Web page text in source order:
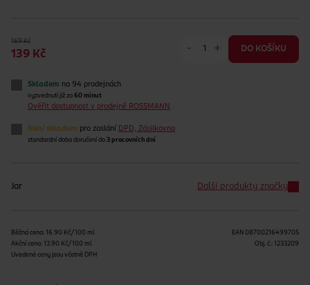
169 Kč
139 Kč
- + DO KOŠÍKU
Skladem na 94 prodejnách
vyzvednutí již za 60 minut
Ověřit dostupnost v prodejně ROSSMANN
Není skladem pro zaslání DPD, Zásilkovna
standardní doba doručení do 3 pracovních dní
Jar Další produkty značky
Běžná cena: 16.90 Kč/100 ml
Akční cena: 13.90 Kč/100 ml
Uvedené ceny jsou včetně DPH
EAN 08700216499705
Obj. č.: 1233209